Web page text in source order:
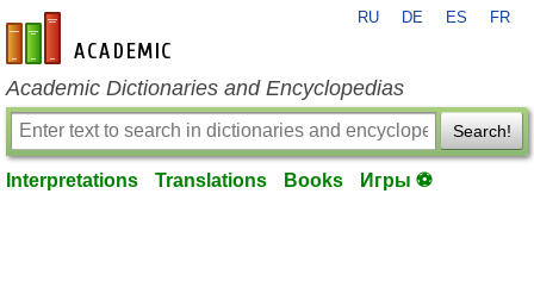
en-academic.com
RU DE ES FR
Academic Dictionaries and Encyclopedias
Search!
Interpretations Translations Books Игры ⚽